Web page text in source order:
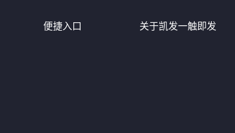
便捷入口 关于凯发一触即发